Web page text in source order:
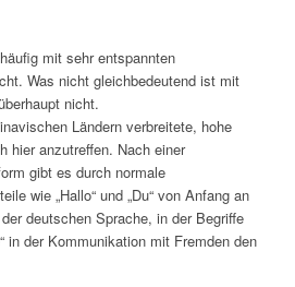
mit sehr entspannten
Was nicht gleichbedeutend ist mit
nicht.
Ländern verbreitete, hohe
hier anzutreffen. Nach einer
gibt es durch normale
wie „Hallo“ und „Du“ von Anfang an
deutschen Sprache, in der Begriffe
in der Kommunikation mit Fremden den